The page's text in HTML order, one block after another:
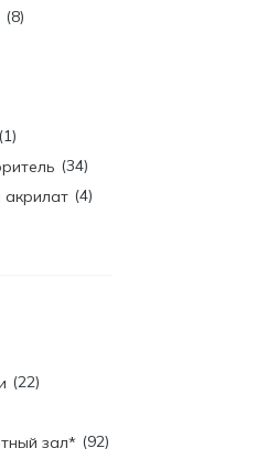
8
1
34
акрилат 4
22
зал*
92